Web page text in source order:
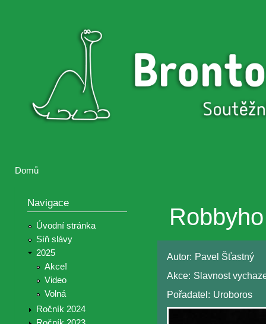
Brontosaurus
Brontosaurus
Domů
Navigace
Úvodní stránka
Síň slávy
2025
Akce!
Video
Volná
Ročník 2024
Autor: Pavel Šťastný
Akce: Slavnost
Pořadatel: Uroboros